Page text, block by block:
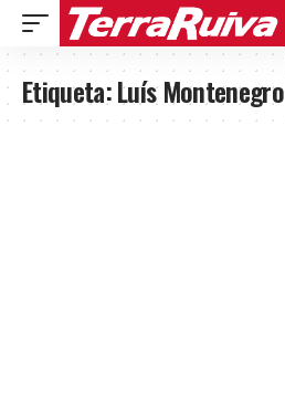
Etiqueta:Luís Montenegro